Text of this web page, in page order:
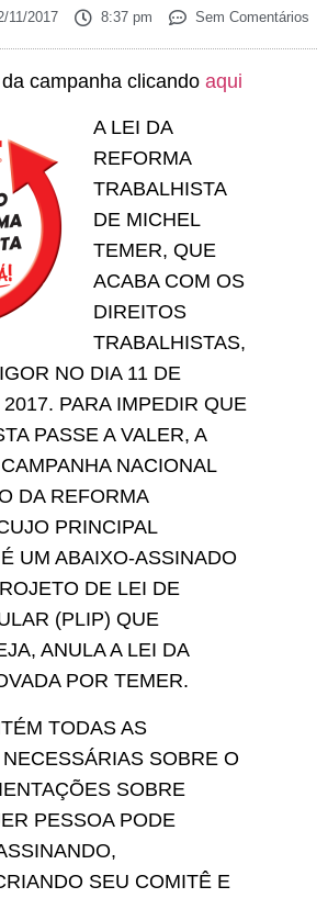
11/2017 8:37 pm Sem Comentários
campanha clicando aqui
A LEI DA
REFORMA
TRABALHISTA
DE MICHEL
TEMER, QUE
ACABA COM OS
DIREITOS
TRABALHISTAS,
NO DIA 11 DE
PARA IMPEDIR QUE
PASSE A VALER, A
NACIONAL
DA REFORMA
PRINCIPAL
UM ABAIXO-ASSINADO
DE LEI DE
(PLIP) QUE
ANULA A LEI DA
POR TEMER.
TODAS AS
SOBRE O
SOBRE
PESSOA PODE
SEU COMITÊ E